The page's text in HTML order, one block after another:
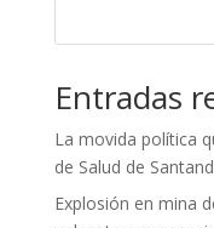
Entradas
La movida política
de Salud de
Explosión en mina